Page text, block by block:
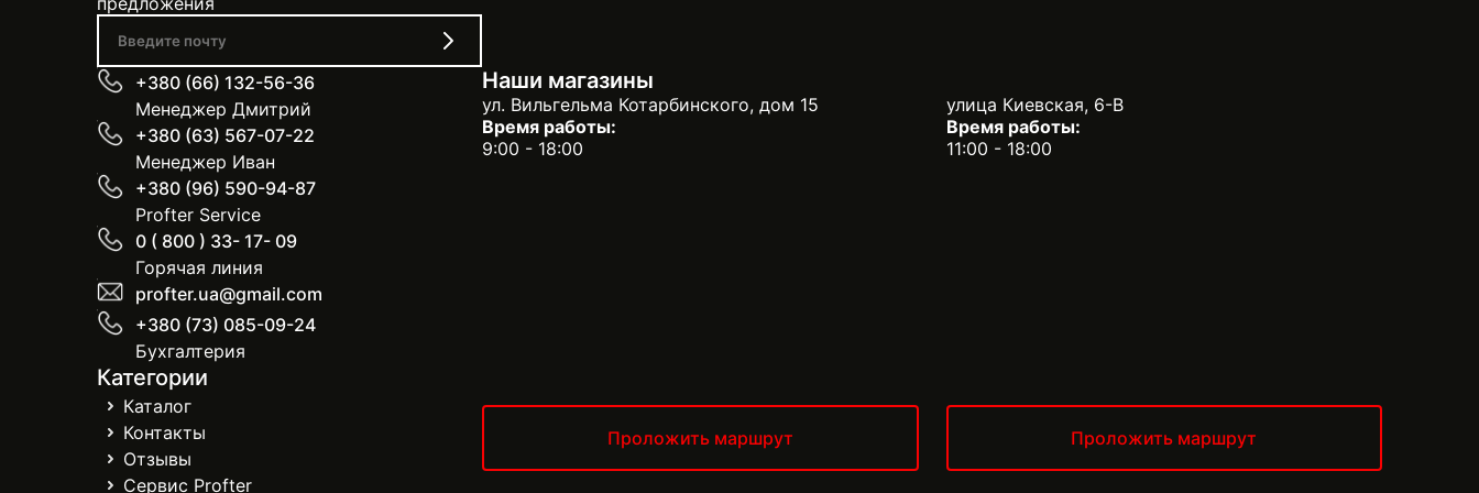
+380 (66) 132-56-36
Менеджер Дмитрий
+380 (63) 567-07-22
Менеджер Иван
+380 (96) 590-94-87
Profter Service
0 ( 800 ) 33- 17- 09
Горячая линия
profter.ua@gmail.com
+380 (73) 085-09-24
Бухгалтерия
Категории
Каталог
Контакты
Отзывы
Сервис Profter
Наши магазины
ул. Вильгельма Котарбинского, дом 15
Время работы:
9:00 - 18:00
Проложить маршрут
улица Киевская, 6-В
Время работы:
11:00 - 18:00
Проложить маршрут